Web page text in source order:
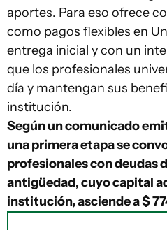
aportes. Para eso ofrece
como pagos flexibles en
entrega inicial y con un
que los profesionales
día y mantengan sus
institución.
Según un comunicado
una primera etapa se
profesionales con deudas
antigüedad, cuyo capital
institución, asciende a $